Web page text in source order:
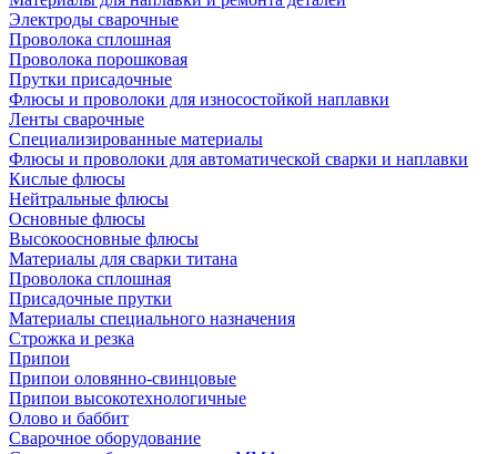
Электроды сварочные
Проволока сплошная
Проволока порошковая
Прутки присадочные
Флюсы и проволоки для износостойкой наплавки
Ленты сварочные
Специализированные материалы
Флюсы и проволоки для автоматической сварки и наплавки
Кислые флюсы
Нейтральные флюсы
Основные флюсы
Высокоосновные флюсы
Материалы для сварки титана
Проволока сплошная
Присадочные прутки
Материалы специального назначения
Строжка и резка
Припои
Припои оловянно-свинцовые
Припои высокотехнологичные
Олово и баббит
Сварочное оборудование